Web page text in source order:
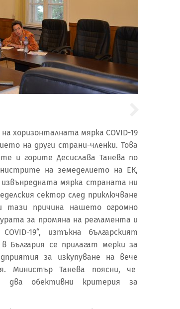
хоризонталната мярка COVID-19
на други страни-членки. Това
и горите Десислава Танева по
на земеделието на ЕК,
извънредната мярка страната ни
сектор след приключване
тази причина нашето огромно
за промяна на регламента и
19“, изтъкна българският
се прилагат мерки за
за изкупуване на вече
Министър Танева поясни, че
обективни критерия за